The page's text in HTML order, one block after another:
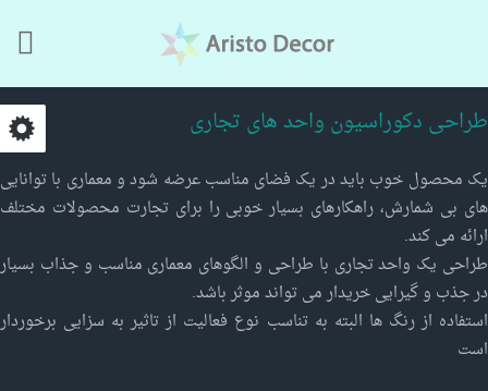
طراحی دکوراسیون واحد های تجاری
یک محصول خوب باید در یک فضای مناسب عرضه شود و معماری با توانایی
های بی شمارش، راهکارهای بسیار خوبی را برای تجارت محصولات مختلف
ارائه می کند.
طراحی یک واحد تجاری با طراحی و الگوهای معماری مناسب و جذاب بسیار
در جذب و گیرایی خریدار می تواند موثر باشد.
استفاده از رنگ ها البته به تناسب نوع فعالیت از تاثیر به سزایی برخوردار
است